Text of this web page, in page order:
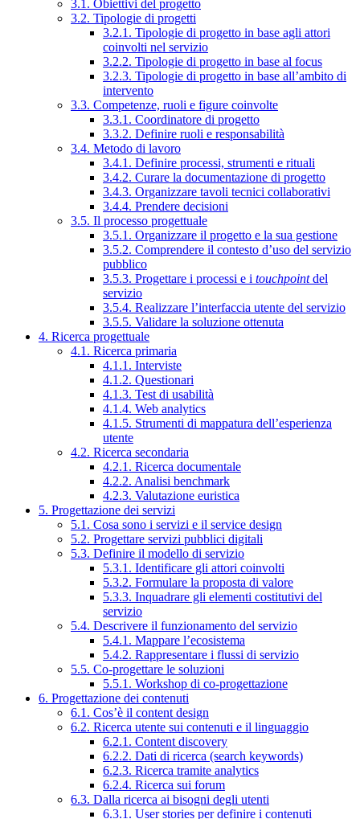
3.1. Obiettivi del progetto
3.2. Tipologie di progetti
3.2.1. Tipologie di progetto in base agli attori
coinvolti nel servizio
3.2.2. Tipologie di progetto in base al focus
3.2.3. Tipologie di progetto in base all’ambito di
intervento
3.3. Competenze, ruoli e figure coinvolte
3.3.1. Coordinatore di progetto
3.3.2. Definire ruoli e responsabilità
3.4. Metodo di lavoro
3.4.1. Definire processi, strumenti e rituali
3.4.2. Curare la documentazione di progetto
3.4.3. Organizzare tavoli tecnici collaborativi
3.4.4. Prendere decisioni
3.5. Il processo progettuale
3.5.1. Organizzare il progetto e la sua gestione
3.5.2. Comprendere il contesto d’uso del servizio
pubblico
3.5.3. Progettare i processi e i touchpointdel
servizio
3.5.4. Realizzare l’interfaccia utente del servizio
3.5.5. Validare la soluzione ottenuta
4. Ricerca progettuale
4.1. Ricerca primaria
4.1.1. Interviste
4.1.2. Questionari
4.1.3. Test di usabilità
4.1.4. Web analytics
4.1.5. Strumenti di mappatura dell’esperienza
utente
4.2. Ricerca secondaria
4.2.1. Ricerca documentale
4.2.2. Analisi benchmark
4.2.3. Valutazione euristica
5. Progettazione dei servizi
5.1. Cosa sono i servizi e il service design
5.2. Progettare servizi pubblici digitali
5.3. Definire il modello di servizio
5.3.1. Identificare gli attori coinvolti
5.3.2. Formulare la proposta di valore
5.3.3. Inquadrare gli elementi costitutivi del
servizio
5.4. Descrivere il funzionamento del servizio
5.4.1. Mappare l’ecosistema
5.4.2. Rappresentare i flussi di servizio
5.5. Co-progettare le soluzioni
5.5.1. Workshop di co-progettazione
6. Progettazione dei contenuti
6.1. Cos’è il content design
6.2. Ricerca utente sui contenuti e il linguaggio
6.2.1. Content discovery
6.2.2. Dati di ricerca (search keywords)
6.2.3. Ricerca tramite analytics
6.2.4. Ricerca sui forum
6.3. Dalla ricerca ai bisogni degli utenti
6.3.1. User stories per definire i contenuti